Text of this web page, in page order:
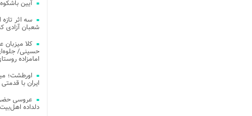
آیین
سه اثر
شعبان آزادی
کلا میزبان
حسینی/
امامزاده
اورطشت؛
ایران با قدمتی بیش
عروسی
دلداده